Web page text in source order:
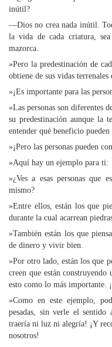
inútil?
—Dios no crea nada inútil.
la vida de cada criatura,
mazorca.
»Pero la predestinación de
obtiene de sus vidas
»¡Es importante para las
»Las personas son diferentes
su predestinación aunque la
entender qué beneficio
»¡Pero las personas pueden
»Aquí hay un ejemplo para ti:
»¿Ves a esas personas que
mismo?
»Entre ellos, están los que
durante la cual acarrean
»También están los que
de dinero y vivir bien.
»Por otro lado, están los que
creen que están
esto como lo más importante.
»Como en este ejemplo,
pesadas, sin verle el sentido
traería ni luz ni alegría! ¡Y
nosotros!